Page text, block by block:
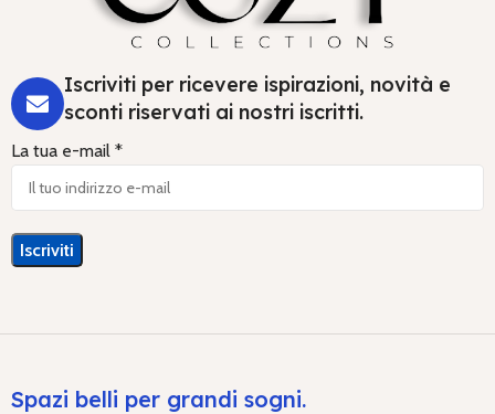
Iscriviti per ricevere ispirazioni, novità e
sconti riservati ai nostri iscritti.
La tua e-mail *
Spazi belli per grandi sogni.